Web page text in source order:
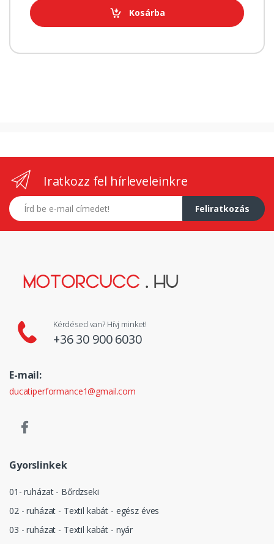
Kosárba
Iratkozz fel hírleveleinkre
E-mail címed
Feliratkozás
Kérdésed van? Hívj minket!
+36 30 900 6030
E-mail:
ducatiperformance1@gmail.com
Gyorslinkek
01- ruházat - Bőrdzseki
02 - ruházat - Textil kabát - egész éves
03 - ruházat - Textil kabát - nyár